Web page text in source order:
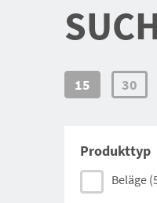
Produkttyp
Beläge
15 30